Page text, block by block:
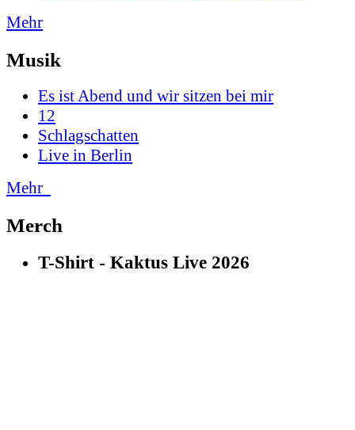
Mehr
Musik
Es ist Abend und wir sitzen bei mir
12
Schlagschatten
Live in Berlin
Mehr
Merch
T-Shirt - Kaktus Live 2026